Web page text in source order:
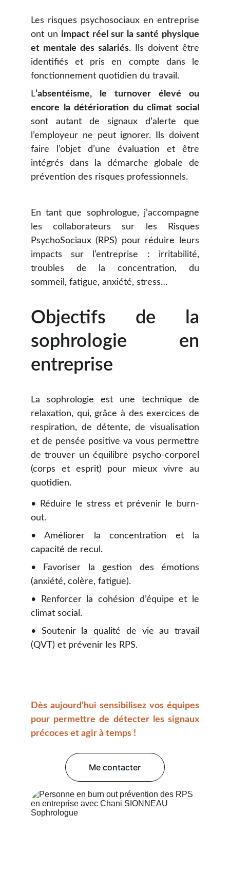
Les risques psychosociaux en entreprise
ont un impact réel sur la santé physique
et mentale des salariés. Ils doivent être
identifiés et pris en compte dans le
fonctionnement quotidien du travail.
L’absentéisme, le turnover élevé ou
encore la détérioration du climat social
sont autant de signaux d’alerte que
l’employeur ne peut ignorer. Ils doivent
faire l’objet d’une évaluation et être
intégrés dans la démarche globale de
prévention des risques professionnels.
En tant que sophrologue, j’accompagne
les collaborateurs sur les Risques
PsychoSociaux (RPS) pour réduire leurs
impacts sur l’entreprise : irritabilité,
troubles de la concentration, du
sommeil, fatigue, anxiété, stress…
Objectifs de la
sophrologie en
entreprise
La sophrologie est une technique de
relaxation, qui, grâce à des exercices de
respiration, de détente, de visualisation
et de pensée positive va vous permettre
de trouver un équilibre psycho-corporel
(corps et esprit) pour mieux vivre au
quotidien.
• Réduire le stress et prévenir le burn-
out.
• Améliorer la concentration et la
capacité de recul.
• Favoriser la gestion des émotions
(anxiété, colère, fatigue).
• Renforcer la cohésion d’équipe et le
climat social.
• Soutenir la qualité de vie au travail
(QVT) et prévenir les RPS.
Dès aujourd’hui sensibilisez vos équipes
pour permettre de détecter les signaux
précoces et agir à temps !
Me contacter